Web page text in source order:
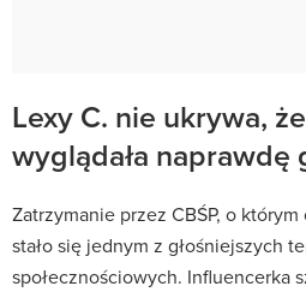
Lexy C. nie ukrywa,
wyglądała naprawdę
Zatrzymanie przez CBŚP, o którym
stało się jednym z głośniejszych
społecznościowych. Influencerka